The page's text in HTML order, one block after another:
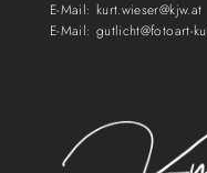
E-Mail: kurt.wieser@kjw.at
E-Mail: gutlicht@fotoart-